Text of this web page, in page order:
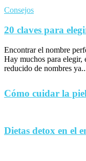
Consejos
20 claves para
Encontrar el nombre
Hay muchos para elegir,
reducido de nombres
Cómo cuidar la
Dietas detox en el